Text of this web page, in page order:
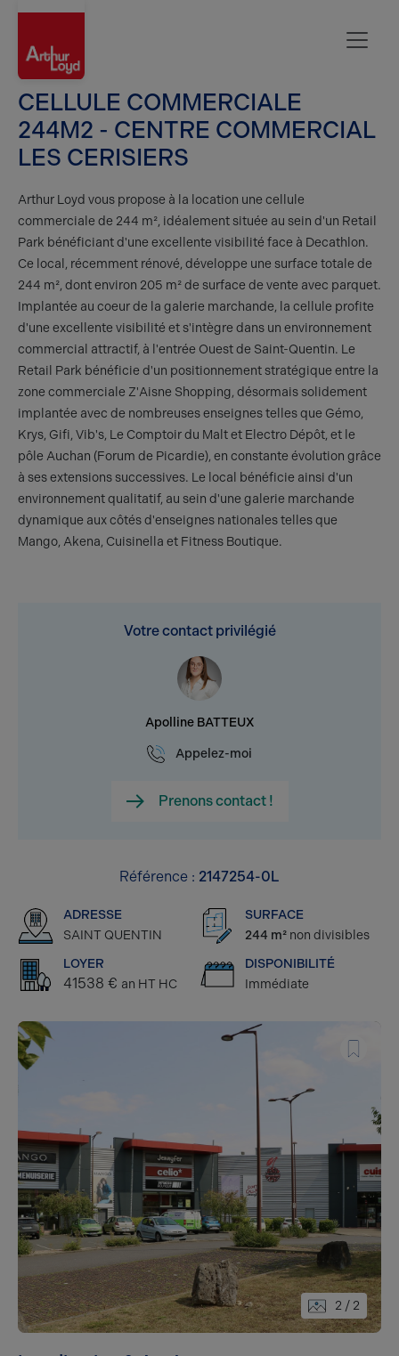
CELLULE COMMERCIALE
244M2 - CENTRE COMMERCIAL
LES CERISIERS
Arthur Loyd vous propose à la location une cellule
commerciale de 244 m², idéalement située au sein d'un Retail
Park bénéficiant d'une excellente visibilité face à Decathlon.
Ce local, récemment rénové, développe une surface totale de
244 m², dont environ 205 m² de surface de vente avec parquet.
Implantée au coeur de la galerie marchande, la cellule profite
d'une excellente visibilité et s'intègre dans un environnement
commercial attractif, à l'entrée Ouest de Saint-Quentin. Le
Retail Park bénéficie d'un positionnement stratégique entre la
zone commerciale Z'Aisne Shopping, désormais solidement
implantée avec de nombreuses enseignes telles que Gémo,
Krys, Gifi, Vib's, Le Comptoir du Malt et Electro Dépôt, et le
pôle Auchan (Forum de Picardie), en constante évolution grâce
à ses extensions successives. Le local bénéficie ainsi d'un
environnement qualitatif, au sein d'une galerie marchande
dynamique aux côtés d'enseignes nationales telles que
Mango, Akena, Cuisinella et Fitness Boutique.
Votre contact privilégié
Apolline BATTEUX
Appelez-moi
Prenons contact !
Référence : 2147254-0L
ADRESSE
SAINT QUENTIN
SURFACE
244 m² non divisibles
LOYER
41538 € an HT HC
DISPONIBILITÉ
Immédiate
2 / 2